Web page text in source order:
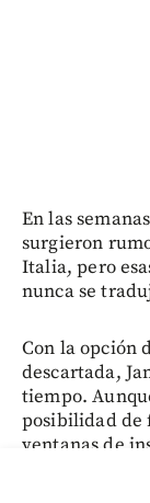
En las
surgieron
Italia, pero
nunca se
Con la opción
descartada,
tiempo.
posibilidad de
ventanas de
entre finales